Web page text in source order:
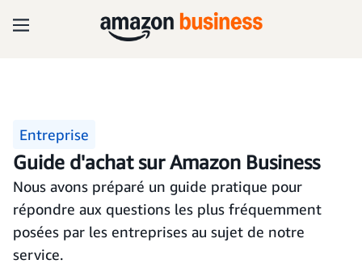
Entreprise
Guide d'achat sur Amazon Business
Nous avons préparé un guide pratique pour
répondre aux questions les plus fréquemment
posées par les entreprises au sujet de notre
service.